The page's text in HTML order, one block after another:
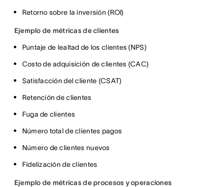
Retorno sobre la inversión (ROI)
Ejemplo de métricas de clientes
Puntaje de lealtad de los clientes (NPS)
Costo de adquisición de clientes (CAC)
Satisfacción del cliente (CSAT)
Retención de clientes
Fuga de clientes
Número total de clientes pagos
Número de clientes nuevos
Fidelización de clientes
Ejemplo de métricas de procesos y operaciones